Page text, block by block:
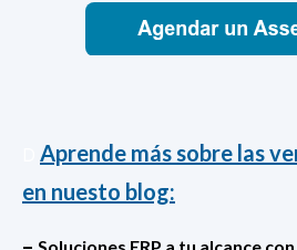
Aprende más sobre las
en nuesto blog: